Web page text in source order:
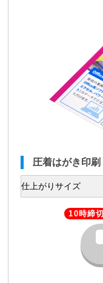
圧着はがき印刷
仕上がりサイズ
10時締切